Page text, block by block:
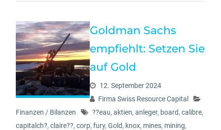
Goldman Sachs
empfiehlt: Setzen Sie
auf Gold
12. September 2024
Firma Swiss Resource Capital
Finanzen / Bilanzen
??eau, aktien, anleger, board, calibre,
capitalch?, claire??, corp, fury, Gold, knox, mines, mining,